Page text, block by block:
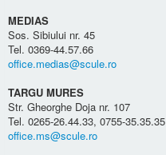
MEDIAS
Sos. Sibiului nr. 45
Tel. 0369-44.57.66
office.medias@scule.ro
TARGU MURES
Str. Gheorghe Doja nr. 107
Tel. 0265-26.44.33, 0755-35.35.35
office.ms@scule.ro